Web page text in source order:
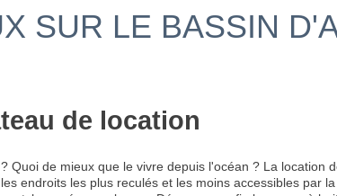
SUR LE BASSIN
de location
Quoi de mieux que le vivre depuis l'océan ? La
endroits les plus reculés et les moins accessibles par